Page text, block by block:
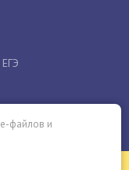
файлов и